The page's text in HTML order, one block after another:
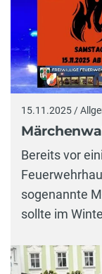
15.11.2025 /
Bereits vor
sogenannte
sollte im